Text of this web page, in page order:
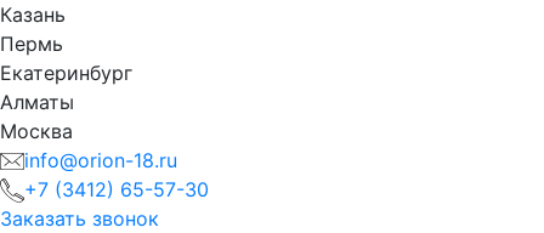
Казань
Пермь
Екатеринбург
Алматы
Москва
info@orion-18.ru
+7 (3412) 65-57-30
Заказать звонок